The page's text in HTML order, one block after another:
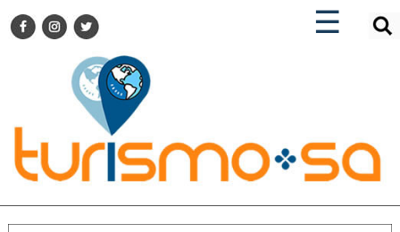
☰
×
TURISMO SA FOR BUSINESS
DESTINOS NACIONAIS
DESTINOS INTERNACIONAIS
CITY BREAK
TURISMO E MERCADO
×
ENCONTRE SUA NOTÍCIA